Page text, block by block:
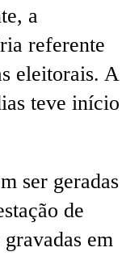
a
referente
eleitorais. A
teve início
ser geradas
de
em